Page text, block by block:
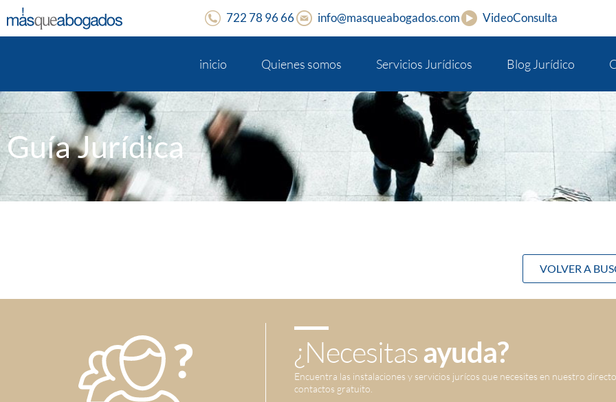
722 78 96 66 info@masqueabogados.com VideoConsulta
inicio Quienes somos Servicios Jurídicos Blog Jurídico
Guía Jurídica
VOLVER A
¿Necesitasayuda?
Encuentra las instalaciones y servicios jurícos que necesites en nuestro
contactos gratuito.